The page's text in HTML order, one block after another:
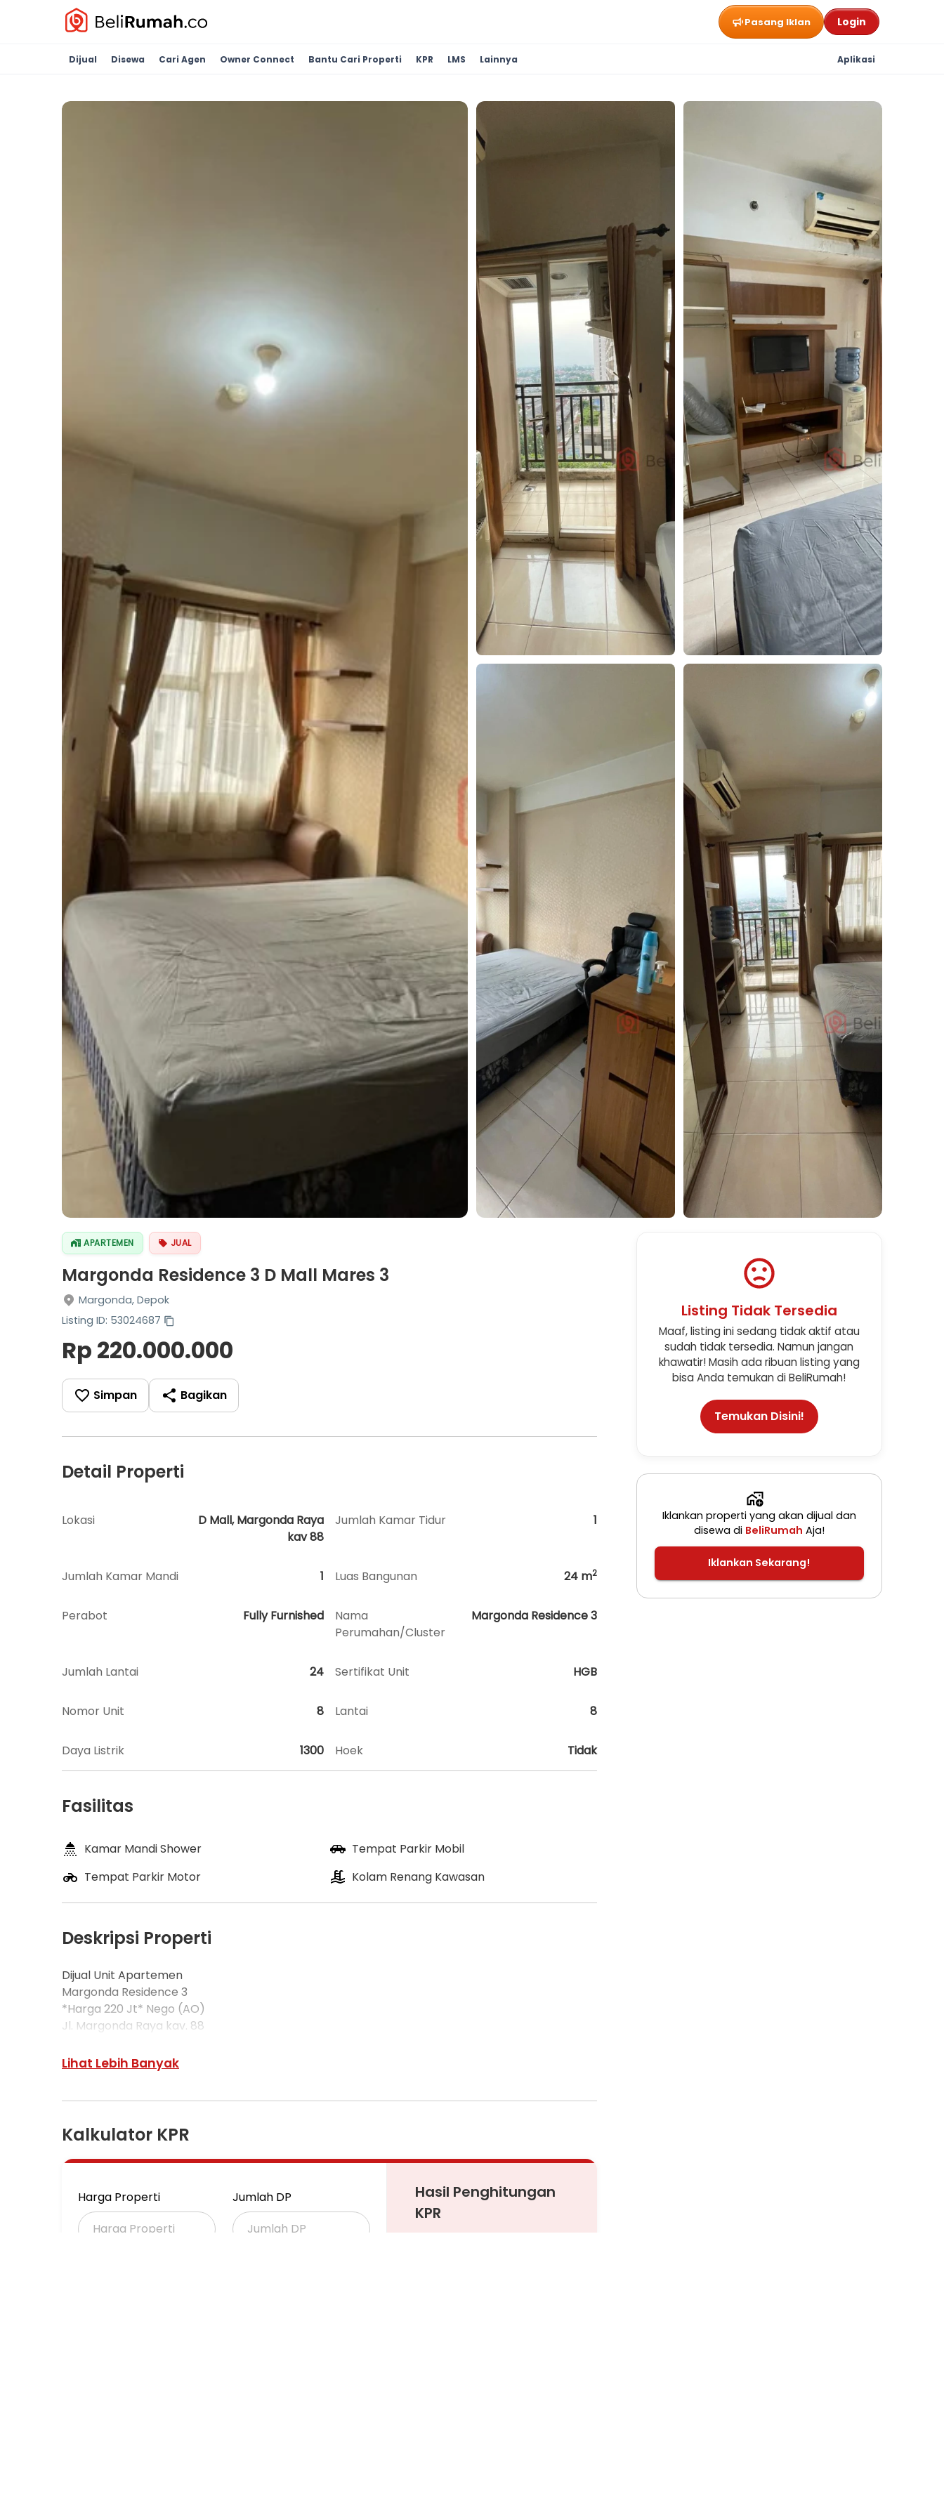
Pasang Iklan Login
Dijual Disewa Cari Agen Owner Connect Bantu Cari Properti KPR LMS Lainnya Aplikasi
APARTEMEN JUAL
Margonda Residence 3 D Mall Mares 3
Margonda, Depok
Listing ID: 53024687
Rp 220.000.000
Simpan Bagikan
Detail Properti
Lokasi
D Mall, Margonda Raya
kav 88
Jumlah Kamar Tidur 1
Jumlah Kamar Mandi 1 Luas Bangunan 24 m2
Perabot Fully Furnished
Nama
Perumahan/Cluster
Margonda Residence 3
Jumlah Lantai 24 Sertifikat Unit HGB
Nomor Unit 8 Lantai 8
Daya Listrik 1300 Hoek Tidak
Fasilitas
Kamar Mandi Shower
Tempat Parkir Mobil
Tempat Parkir Motor
Kolam Renang Kawasan
Deskripsi Properti
Dijual Unit Apartemen
Margonda Residence 3
*Harga 220 Jt* Nego (AO)
Jl. Margonda Raya kav. 88
Kawasan D Mall
Lantai 8, Luas 24 m2
MRS 332
Lihat Lebih Banyak
Kalkulator KPR
Harga Properti Jumlah DP
Hasil Penghitungan
KPR
Listing Tidak Tersedia
Maaf, listing ini sedang tidak aktif atau
sudah tidak tersedia. Namun jangan
khawatir! Masih ada ribuan listing yang
bisa Anda temukan di BeliRumah!
Temukan Disini!
Iklankan properti yang akan dijual dan
disewa di BeliRumah Aja!
Iklankan Sekarang!